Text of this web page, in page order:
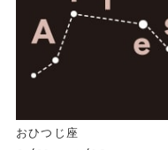
おひつじ座